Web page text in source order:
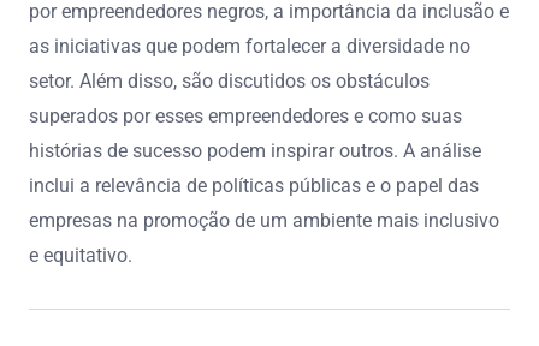
por empreendedores negros, a importância da inclusão e
as iniciativas que podem fortalecer a diversidade no
setor. Além disso, são discutidos os obstáculos
superados por esses empreendedores e como suas
histórias de sucesso podem inspirar outros. A análise
inclui a relevância de políticas públicas e o papel das
empresas na promoção de um ambiente mais inclusivo
e equitativo.